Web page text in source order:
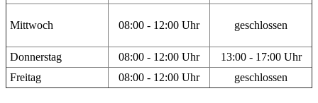
Mittwoch 08:00 - 12:00 Uhr geschlossen
Donnerstag 08:00 - 12:00 Uhr
13:00 - 17:00 Uhr
Freitag
08:00 - 12:00 Uhr geschlossen